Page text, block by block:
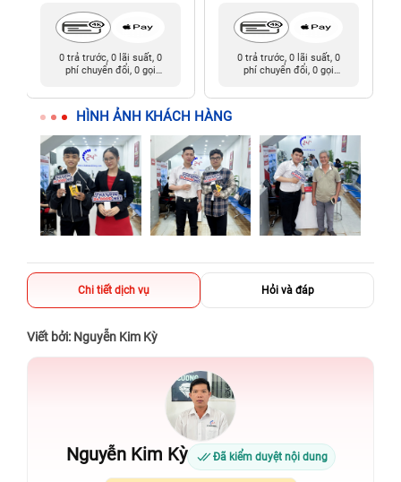
0 trả trước, 0 lãi suất, 0
phí chuyển đổi, 0 gọi
0 trả trước, 0 lãi suất, 0
phí chuyển đổi, 0 gọi
HÌNH ẢNH KHÁCH HÀNG
Chi tiết dịch vụ Hỏi và đáp
Viết bởi: Nguyễn Kim Kỳ
Nguyễn Kim Kỳ Đã kiểm duyệt nội dung